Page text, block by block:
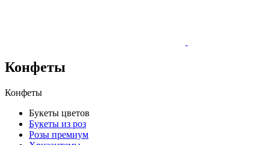
Конфеты
Конфеты
Букеты цветов
Букеты из роз
Розы премиум